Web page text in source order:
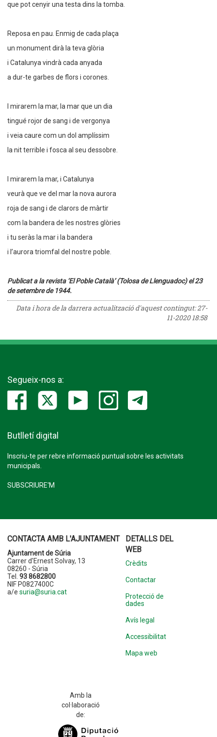
que pot cenyir una testa dins la tomba.
Reposa en pau. Enmig de cada plaça
un monument dirà la teva glòria
i Catalunya vindrà cada anyada
a dur-te garbes de flors i corones.
I mirarem la mar, la mar que un dia
tingué rojor de sang i de vergonya
i veia caure com un dol amplíssim
la nit terrible i fosca al seu dessobre.
I mirarem la mar, i Catalunya
veurà que ve del mar la nova aurora
roja de sang i de clarors de màrtir
com la bandera de les nostres glòries
i tu seràs la mar i la bandera
i l’aurora triomfal del nostre poble.
Publicat a la revista ‘El Poble Català’ (Tolosa de Llenguadoc) el 23
de setembre de 1944.
Data i hora de la darrera actualització d'aquest contingut:27-
11-2020 18:58
Segueix-nos a:
Butlletí digital
Inscriu-te per rebre informació puntual sobre les activitats
municipals.
SUBSCRIURE'M
CONTACTA AMB L'AJUNTAMENT
Ajuntament de Súria
Carrer d'Ernest Solvay, 13
08260 - Súria
Tel. 93 8682800
NIF P0827400C
a/e suria@suria.cat
DETALLS DEL
WEB
Crèdits
Contactar
Protecció de
dades
Avís legal
Accessibilitat
Mapa web
Amb la
col·laboració
de: